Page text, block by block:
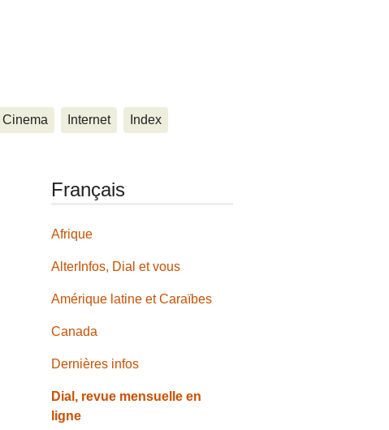
Cinema Internet Index
Français
Afrique
AlterInfos, Dial et vous
Amérique latine et Caraïbes
Canada
Dernières infos
Dial, revue mensuelle en
ligne